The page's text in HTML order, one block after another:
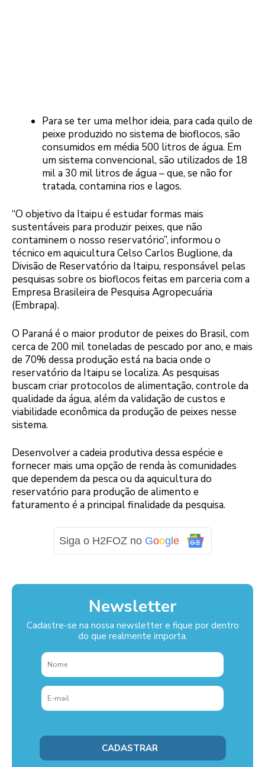
Para se ter uma melhor ideia, para cada quilo de
peixe produzido no sistema de bioflocos, são
consumidos em média 500 litros de água. Em
um sistema convencional, são utilizados de 18
mil a 30 mil litros de água – que, se não for
tratada, contamina rios e lagos.
“O objetivo da Itaipu é estudar formas mais
sustentáveis para produzir peixes, que não
contaminem o nosso reservatório”, informou o
técnico em aquicultura Celso Carlos Buglione, da
Divisão de Reservatório da Itaipu, responsável pelas
pesquisas sobre os bioflocos feitas em parceria com a
Empresa Brasileira de Pesquisa Agropecuária
(Embrapa).
O Paraná é o maior produtor de peixes do Brasil, com
cerca de 200 mil toneladas de pescado por ano, e mais
de 70% dessa produção está na bacia onde o
reservatório da Itaipu se localiza. As pesquisas
buscam criar protocolos de alimentação, controle da
qualidade da água, além da validação de custos e
viabilidade econômica da produção de peixes nesse
sistema.
Desenvolver a cadeia produtiva dessa espécie e
fornecer mais uma opção de renda às comunidades
que dependem da pesca ou da aquicultura do
reservatório para produção de alimento e
faturamento é a principal finalidade da pesquisa.
Siga o H2FOZ no Google
Newsletter
Cadastre-se na nossa newsletter e fique por dentro
do que realmente importa.